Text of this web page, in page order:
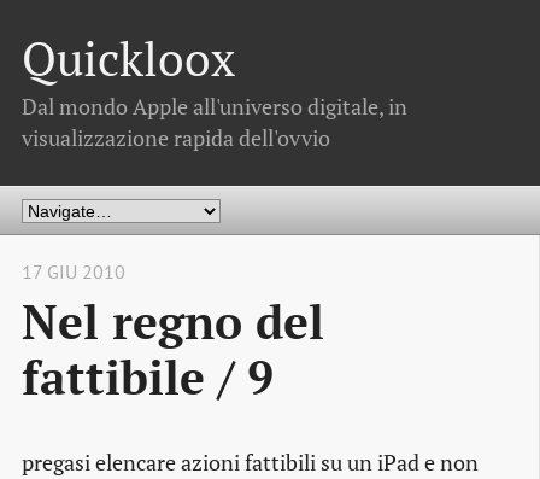
Quickloox
Dal mondo Apple all'universo digitale, in
visualizzazione rapida dell'ovvio
17 GIU 2010
Nel regno del
fattibile / 9
pregasi elencare azioni fattibili su un iPad e non